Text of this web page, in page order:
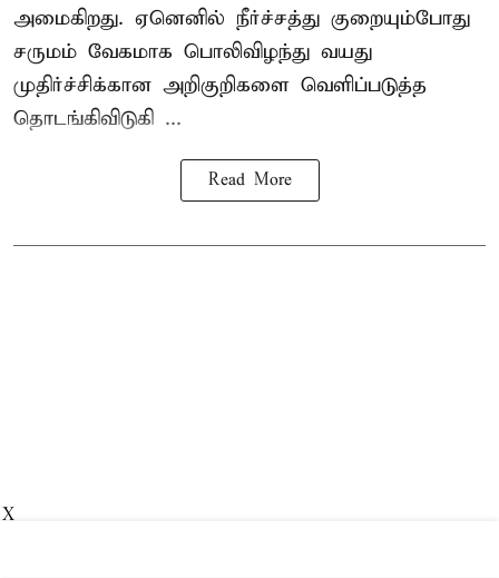
அமைகிறது. ஏனெனில் நீர்ச்சத்து குறையும்போது
சருமம் வேகமாக பொலிவிழந்து வயது
முதிர்ச்சிக்கான அறிகுறிகளை வெளிப்படுத்த
தொடங்கிவிடுகி ...
Read More
X